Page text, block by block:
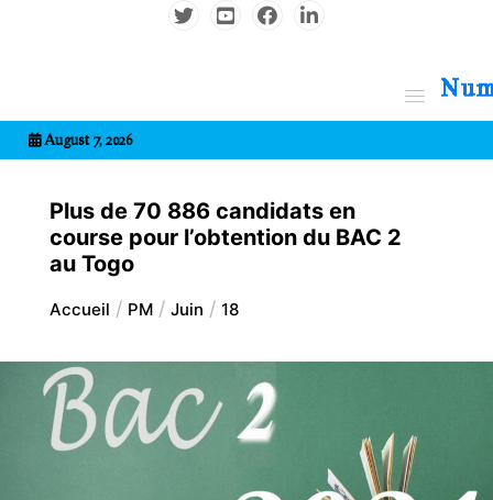
August 7, 2026
Plus de 70 886 candidats en
course pour l’obtention du BAC 2
au Togo
Accueil PM Juin 18